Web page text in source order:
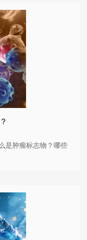
是肿瘤标志物？哪些